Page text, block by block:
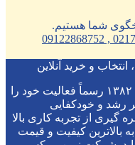
و خرید آنلاین
" شرکت تولیدی نوین پیرکس " در سال ۱۳۸۲ رسماً فعالیت خود را
رشد و خودکفایی
گیری از تجربه کاری بالا
بالاترین کیفیت و قیمت